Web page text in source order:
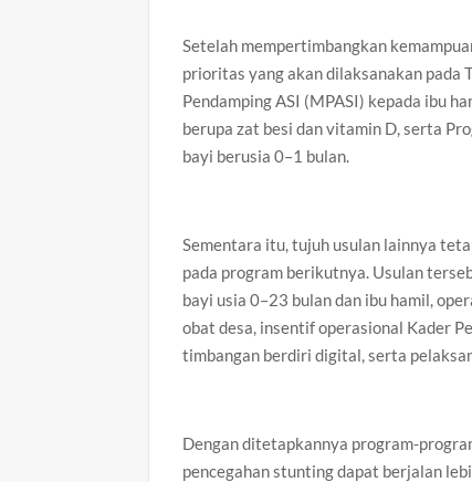
Setelah mempertimbangkan
prioritas yang akan dilaksanakan pada
Pendamping ASI (MPASI) kepada ibu
berupa zat besi dan vitamin D, serta
bayi berusia 0–1 bulan.
Sementara itu, tujuh usulan lainnya
pada program berikutnya. Usulan
bayi usia 0–23 bulan dan ibu hamil,
obat desa, insentif operasional Kader
timbangan berdiri digital, serta
Dengan ditetapkannya program-
pencegahan stunting dapat berjalan